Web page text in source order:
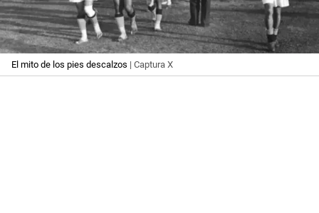
El mito de los pies descalzos | Captura X